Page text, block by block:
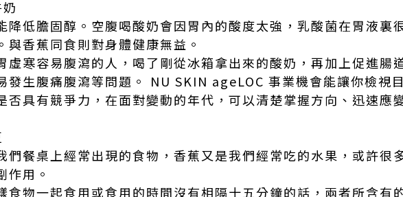
降低膽固醇。空腹喝酸奶會因胃內的酸度太強，乳酸菌在胃液裏
與香蕉同食則對身體健康無益。
虛寒容易腹瀉的人，喝了剛從冰箱拿出來的酸奶，再加上促進
發生腹痛腹瀉等問題。 NU SKIN ageLOC 事業機會能讓你檢視
否具有競爭力，在面對變動的年代，可以清楚掌握方向、迅速應
們餐桌上經常出現的食物，香蕉又是我們經常吃的水果，或許很
作用。
食物一起食用或食用的時間沒有相隔十五分鐘的話，兩者所含有